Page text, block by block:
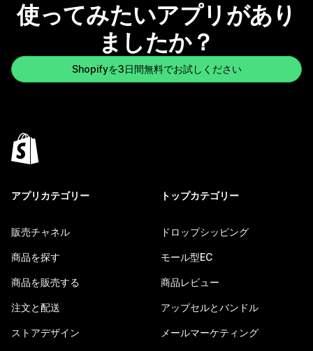
使ってみたいアプリがあり
ましたか？
Shopifyを3日間無料でお試しください
アプリカテゴリー
販売チャネル
商品を探す
商品を販売する
注文と配送
ストアデザイン
トップカテゴリー
ドロップシッピング
モール型EC
商品レビュー
アップセルとバンドル
メールマーケティング